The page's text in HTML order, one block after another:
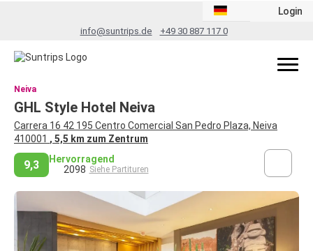
info@suntrips.de +49 30 887 117 0
Login
Neiva
GHL Style Hotel Neiva
Carrera 16 42 195 Centro Comercial San Pedro Plaza, Neiva
410001 , 5,5 km zum Zentrum
9,3
Hervorragend
2098 Siehe Partituren